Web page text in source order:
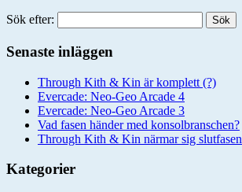
Sök efter:
Senaste inläggen
Through Kith & Kin är komplett (?)
Evercade: Neo-Geo Arcade 4
Evercade: Neo-Geo Arcade 3
Vad fasen händer med konsolbranschen?
Through Kith & Kin närmar sig slutfasen
Kategorier